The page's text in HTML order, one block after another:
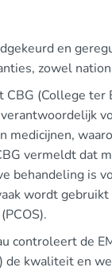
en
zowel
CBG (College ter
medicijnen,
vermeldt dat
behandeling is
wordt
controleert de
de kwaliteit en